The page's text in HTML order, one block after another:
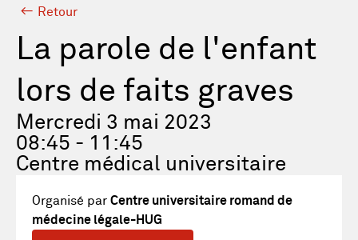
Retour
La parole de l'enfant
lors de faits graves
Mercredi 3 mai 2023
08:45 - 11:45
Centre médical universitaire
Organisé par Centre universitaire romand de
médecine légale-HUG